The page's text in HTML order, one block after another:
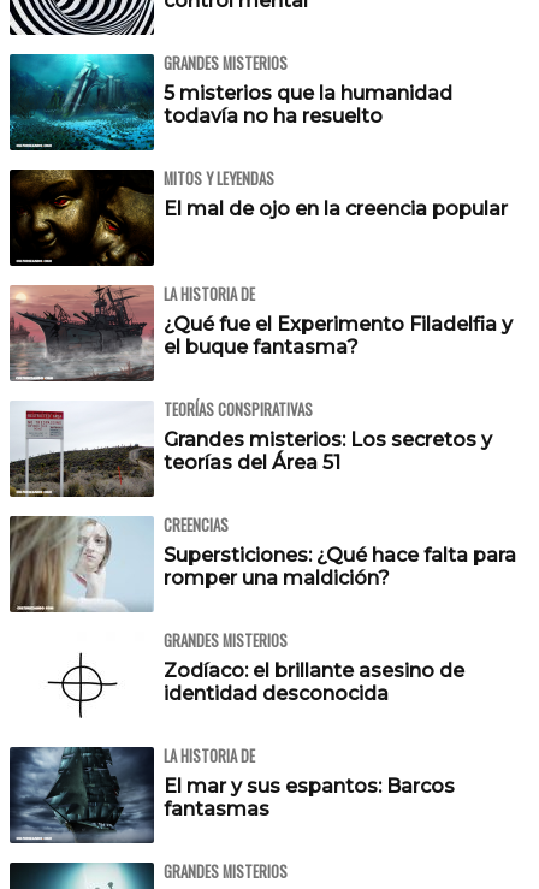
GRANDES MISTERIOS
5 misterios que la humanidad
todavía no ha resuelto
MITOS Y LEYENDAS
El mal de ojo en la creencia popular
LA HISTORIA DE
¿Qué fue el Experimento Filadelfia y
el buque fantasma?
TEORÍAS CONSPIRATIVAS
Grandes misterios: Los secretos y
teorías del Área 51
CREENCIAS
Supersticiones: ¿Qué hace falta para
romper una maldición?
GRANDES MISTERIOS
Zodíaco: el brillante asesino de
identidad desconocida
LA HISTORIA DE
El mar y sus espantos: Barcos
fantasmas
GRANDES MISTERIOS